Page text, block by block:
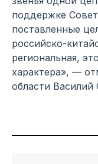
поддержке
поставленные
российско-
региональная,
характера», —
области Василий